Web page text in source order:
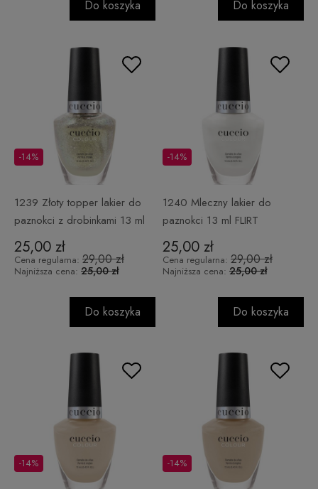
Do koszyka Do koszyka
1239 Złoty topper lakier do
paznokci z drobinkami 13 ml
BLISSED OUT
25,00 zł
-14%
Cena regularna: 29,00 zł
Najniższa cena: 25,00 zł
Do koszyka
1240 Mleczny lakier do
paznokci 13 ml FLIRT
25,00 zł
-14%
Cena regularna: 29,00 zł
Najniższa cena: 25,00 zł
Do koszyka
-14% -14%